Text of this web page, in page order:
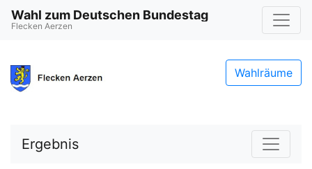
Wahl zum Deutschen Bundestag
Flecken Aerzen
Wahlräume
Ergebnis